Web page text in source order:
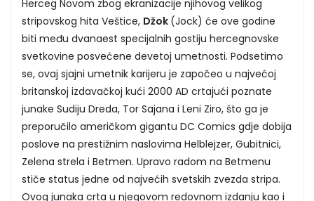
Herceg Novom zbog ekranizacije njihovog velikog
stripovskog hita Veštice, Džok (Jock) će ove godine
biti među dvanaest specijalnih gostiju hercegnovske
svetkovine posvećene devetoj umetnosti. Podsetimo
se, ovaj sjajni umetnik karijeru je započeo u najvećoj
britanskoj izdavačkoj kući 2000 AD crtajući poznate
junake Sudiju Dreda, Tor Sajana i Leni Ziro, što ga je
preporučilo američkom gigantu DC Comics gdje dobija
poslove na prestižnim naslovima Helblejzer, Gubitnici,
Zelena strela i Betmen. Upravo radom na Betmenu
stiče status jedne od najvećih svetskih zvezda stripa.
Ovog junaka crta u njegovom redovnom izdanju kao i